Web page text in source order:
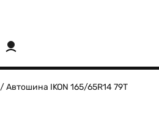
/ Автошина IKON 165/65R14 79T